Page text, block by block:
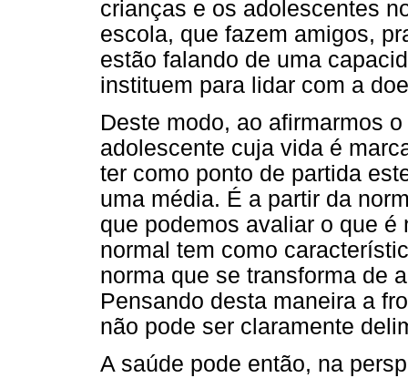
crianças e os adolescentes
escola, que fazem amigos,
estão falando de uma
instituem para lidar com a
Deste modo, ao afirmarmos
adolescente cuja vida é
ter como ponto de partida
uma média. É a partir da
que podemos avaliar o que
normal tem como
norma que se transforma de
Pensando desta maneira a
não pode ser claramente
A saúde pode então, na